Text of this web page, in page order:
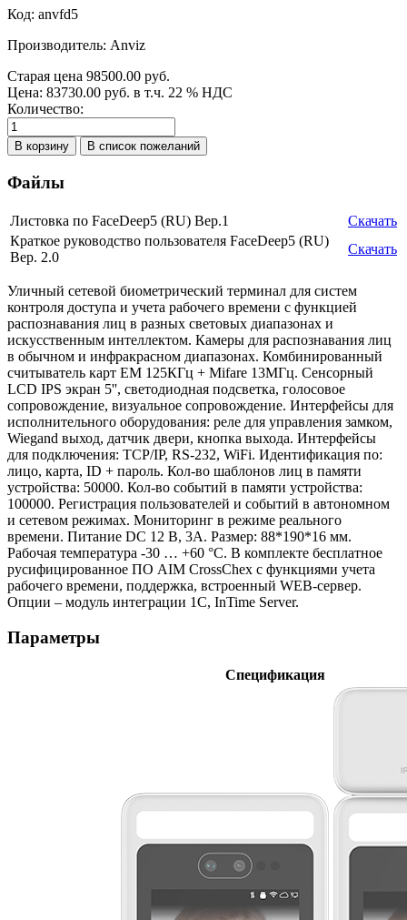
Код: anvfd5
Производитель: Anviz
Старая цена 98500.00 руб.
Цена: 83730.00 руб. в т.ч. 22 % НДС
Количество:
Файлы
Листовка по FaceDeep5 (RU) Вер.1
Скачать
Краткое руководство пользователя FaceDeep5 (RU)
Вер. 2.0
Скачать
Уличный сетевой биометрический терминал для систем
контроля доступа и учета рабочего времени с функцией
распознавания лиц в разных световых диапазонах и
искусственным интеллектом. Камеры для распознавания лиц
в обычном и инфракрасном диапазонах. Комбинированный
считыватель карт EM 125КГц + Mifare 13МГц. Сенсорный
LCD IPS экран 5'', светодиодная подсветка, голосовое
сопровождение, визуальное сопровождение. Интерфейсы для
исполнительного оборудования: реле для управления замком,
Wiegand выход, датчик двери, кнопка выхода. Интерфейсы
для подключения: TCP/IP, RS-232, WiFi. Идентификация по:
лицо, карта, ID + пароль. Кол-во шаблонов лиц в памяти
устройства: 50000. Кол-во событий в памяти устройства:
100000. Регистрация пользователей и событий в автономном
и сетевом режимах. Мониторинг в режиме реального
времени. Питание DC 12 В, 3А. Размер: 88*190*16 мм.
Рабочая температура -30 … +60 °С. В комплекте бесплатное
русифицированное ПО AIM CrossChex с функциями учета
рабочего времени, поддержка, встроенный WEB-сервер.
Опции – модуль интеграции 1С, InTime Server.
Параметры
Спецификация